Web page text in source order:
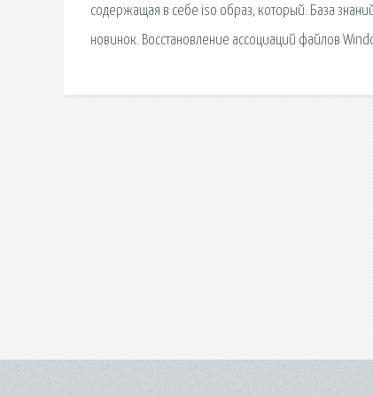
содержащая в себе iso образ, который. База
новинок. Восстановление ассоциаций файлов